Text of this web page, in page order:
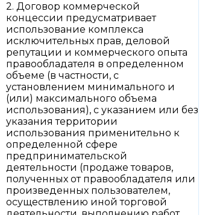
2. Договор коммерческой
концессии предусматривает
использование комплекса
исключительных прав, деловой
репутации и коммерческого опыта
правообладателя в определенном
объеме (в частности, с
установлением минимального и
(или) максимального объема
использования), с указанием или без
указания территории
использования применительно к
определенной сфере
предпринимательской
деятельности (продаже товаров,
полученных от правообладателя или
произведенных пользователем,
осуществлению иной торговой